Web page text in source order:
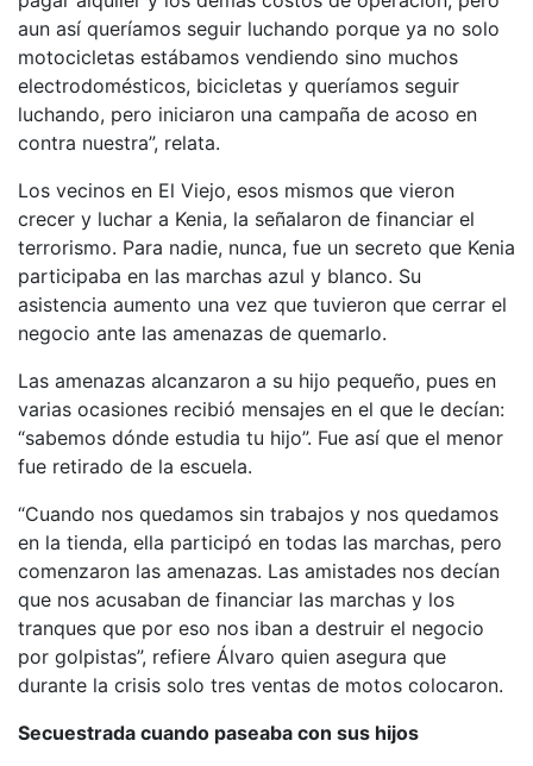
aun así queríamos seguir luchando porque ya no solo
motocicletas estábamos vendiendo sino muchos
electrodomésticos, bicicletas y queríamos seguir
luchando, pero iniciaron una campaña de acoso en
contra nuestra”, relata.
Los vecinos en El Viejo, esos mismos que vieron
crecer y luchar a Kenia, la señalaron de financiar el
terrorismo. Para nadie, nunca, fue un secreto que Kenia
participaba en las marchas azul y blanco. Su
asistencia aumento una vez que tuvieron que cerrar el
negocio ante las amenazas de quemarlo.
Las amenazas alcanzaron a su hijo pequeño, pues en
varias ocasiones recibió mensajes en el que le decían:
“sabemos dónde estudia tu hijo”. Fue así que el menor
fue retirado de la escuela.
“Cuando nos quedamos sin trabajos y nos quedamos
en la tienda, ella participó en todas las marchas, pero
comenzaron las amenazas. Las amistades nos decían
que nos acusaban de financiar las marchas y los
tranques que por eso nos iban a destruir el negocio
por golpistas”, refiere Álvaro quien asegura que
durante la crisis solo tres ventas de motos colocaron.
Secuestrada cuando paseaba con sus hijos